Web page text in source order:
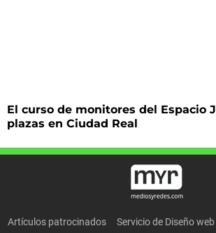
El curso de monitores del Espacio
plazas en Ciudad Real
Artículos patrocinados Servicio de Diseño web